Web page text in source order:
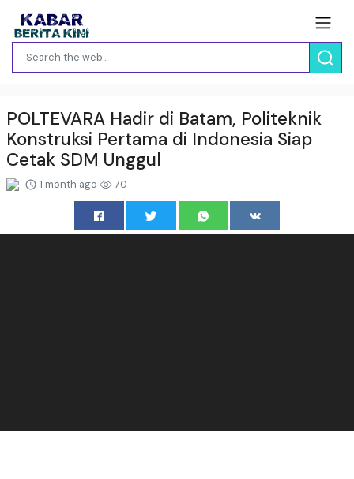
POLTEVARA Hadir di Batam, Politeknik
Konstruksi Pertama di Indonesia Siap
Cetak SDM Unggul
1 month ago 70